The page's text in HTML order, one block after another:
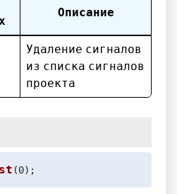
Описание
Удаление сигналов
из списка сигналов
проекта
(0);